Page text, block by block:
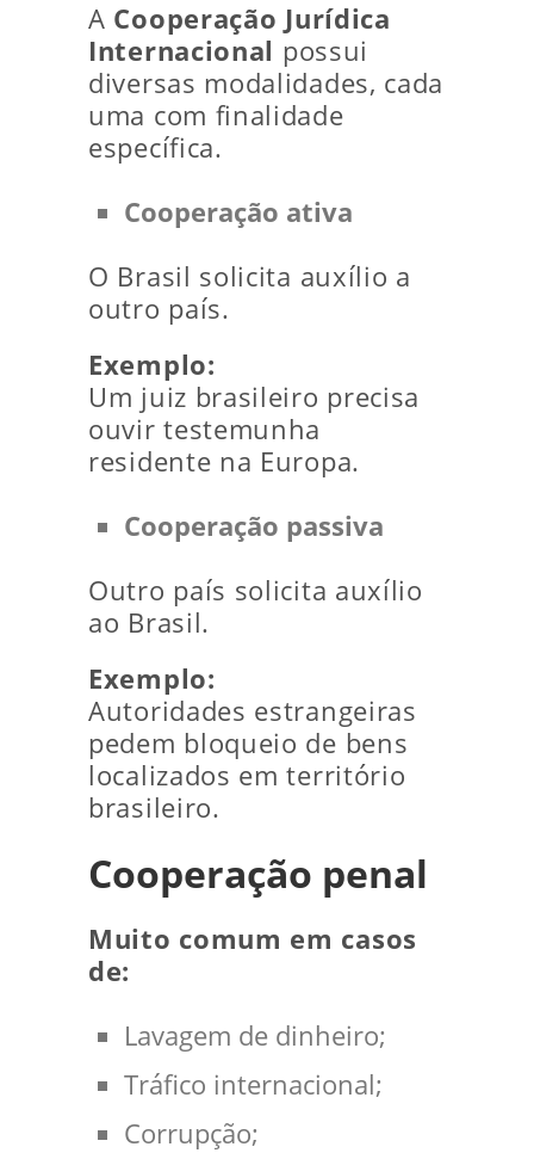
A Cooperação Jurídica
Internacional possui
diversas modalidades, cada
uma com finalidade
específica.
Cooperação ativa
O Brasil solicita auxílio a
outro país.
Exemplo:
Um juiz brasileiro precisa
ouvir testemunha
residente na Europa.
Cooperação passiva
Outro país solicita auxílio
ao Brasil.
Exemplo:
Autoridades estrangeiras
pedem bloqueio de bens
localizados em território
brasileiro.
Cooperação penal
Muito comum em casos
de:
Lavagem de dinheiro;
Tráfico internacional;
Corrupção;